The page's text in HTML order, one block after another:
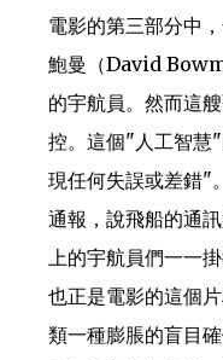
電影的第三部分中
鮑曼（David
的宇航員。然而這
控。這個"人工智慧
現任何失誤或差錯"
通報，說飛船的通
上的宇航員們一一掛
也正是電影的這個
類一種膨脹的盲目